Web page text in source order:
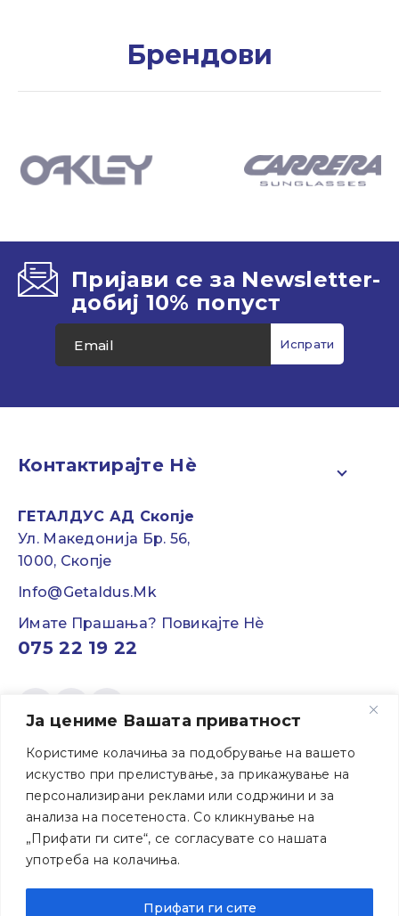
Ја цениме Вашата приватност
Користиме колачиња за подобрување на вашето
искуство при прелистување, за прикажување на
персонализирани реклами или содржини и за
анализа на посетеноста. Со кликнување на
„Прифати ги сите“, се согласувате со нашата
употреба на колачиња.
Прифати ги сите
Брендови
Пријави се за Newsletter-
добиј 10% попуст
Контактирајте Нѐ
ГЕТАЛДУС АД Скопје
Ул. Македонија Бр. 56,
1000, Скопје
Info@getaldus.mk
Имате Прашања? Повикајте Нѐ
075 22 19 22
Мој ГЕТАЛДУС
Информации
За ГЕТАЛДУС